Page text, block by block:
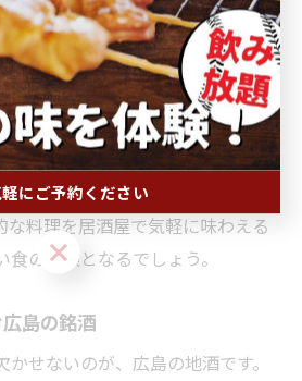
は、焼き鳥をメインに広島の伝統
とができます。例えば、地元の味
や、瀬戸内海で採れた新鮮な魚介
地元の人々に長く愛されてきた味
酒と一緒にこれらの料理を味わう
さらに引き立ちます。観光客にと
な料理を居酒屋で気軽に味わえる
の体験となるでしょう。
島の銘酒
せないのが、広島の地酒です。
軽にご予約ください
にご予約ください